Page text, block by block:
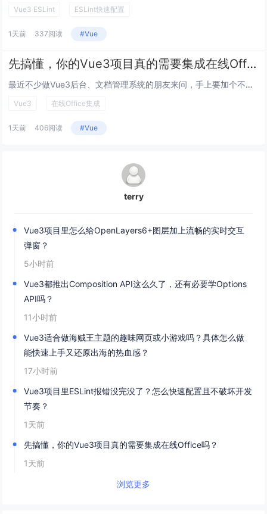
Vue3 ESLint ESLint快速配置
1天前 337阅读 #Vue
先搞懂，你的Vue3项目真的需要集成在线Office吗？
最近不少做Vue3后台、文档管理系统的朋友来问，手上要加个不用跳转到第三方云盘的在线Office预览/改点错别字的功能，...
Vue3 在线Office集成
1天前 406阅读 #Vue
terry
Vue3项目里怎么给OpenLayers6+图层加上流畅的实时交互
弹窗？
5小时前
Vue3都推出Composition API这么久了，还有必要学Options
API吗？
11小时前
Vue3适合做海贼王主题的趣味网页或小游戏吗？具体怎么做
能快速上手又还原出海的热血感？
17小时前
Vue3项目里ESLint报错没完没了？怎么快速配置且不破坏开发
节奏？
1天前
先搞懂，你的Vue3项目真的需要集成在线Office吗？
1天前
浏览更多